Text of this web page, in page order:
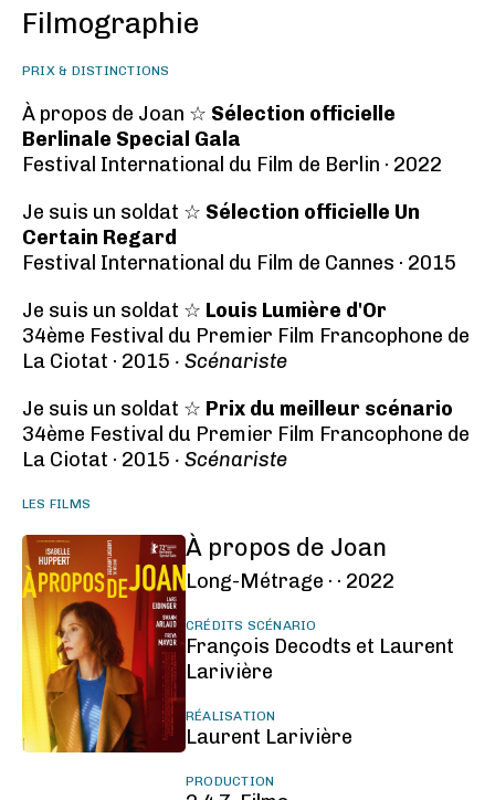
Filmographie
PRIX & DISTINCTIONS
À propos de Joan ☆ Sélection officielle
Berlinale Special Gala
Festival International du Film de Berlin · 2022
Je suis un soldat ☆ Sélection officielle Un
Certain Regard
Festival International du Film de Cannes · 2015
Je suis un soldat ☆ Louis Lumière d'Or
34ème Festival du Premier Film Francophone de
La Ciotat · 2015 · Scénariste
Je suis un soldat ☆ Prix du meilleur scénario
34ème Festival du Premier Film Francophone de
La Ciotat · 2015 · Scénariste
LES FILMS
À propos de Joan
Long-Métrage · · 2022
CRÉDITS SCÉNARIO
François Decodts et Laurent
Larivière
RÉALISATION
Laurent Larivière
PRODUCTION